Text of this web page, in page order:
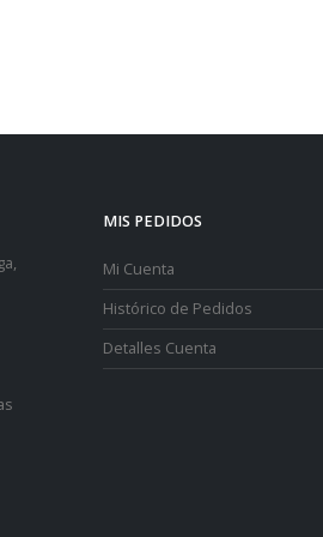
MIS PEDIDOS
Mi Cuenta
Histórico de Pedidos
Detalles Cuenta